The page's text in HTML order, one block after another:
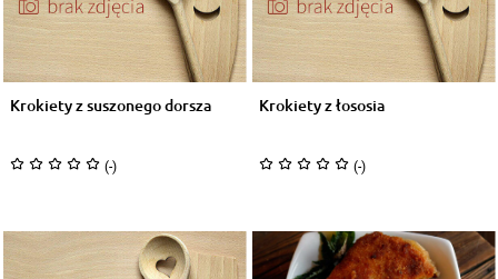
Krokiety z suszonego dorsza
(-)
Krokiety z łososia
(-)